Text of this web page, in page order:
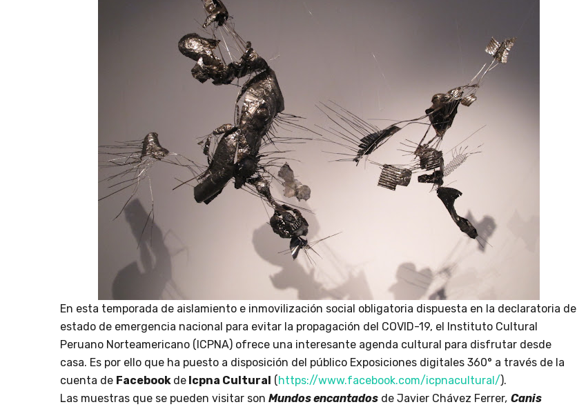
En esta temporada de aislamiento e inmovilización social obligatoria dispuesta en la declaratoria de
estado de emergencia nacional para evitar la propagación del COVID-19, el Instituto Cultural
Peruano Norteamericano (ICPNA) ofrece una interesante agenda cultural para disfrutar desde
casa. Es por ello que ha puesto a disposición del público Exposiciones digitales 360° a través de la
cuenta de Facebook de Icpna Cultural (https://www.facebook.com/icpnacultural/).
Las muestras que se pueden visitar son Mundos encantados de Javier Chávez Ferrer, Canis